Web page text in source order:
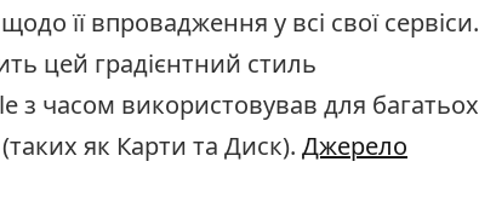
її впровадження у всі свої сервіси.
цей градієнтний стиль
з часом використовував для багатьох
як Карти та Диск). Джерело